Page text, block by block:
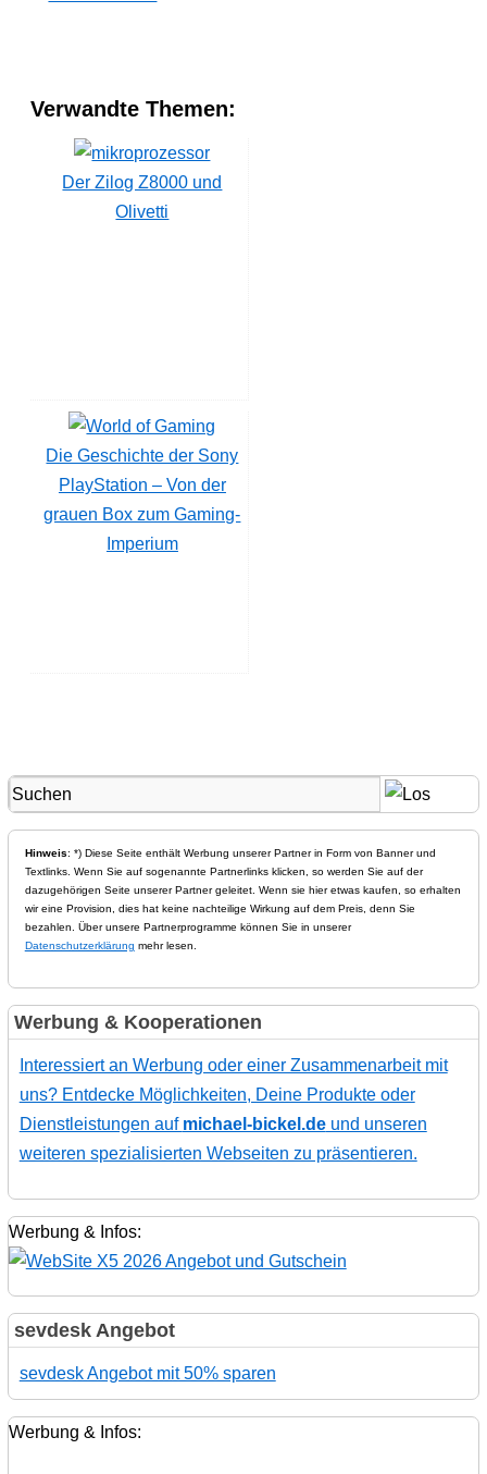
Verwandte Themen:
Der Zilog Z8000 und
Olivetti
Die Geschichte der Sony
PlayStation – Von der
grauen Box zum Gaming-
Imperium
Hinweis: *) Diese Seite enthält Werbung unserer Partner in Form von Banner und
Textlinks. Wenn Sie auf sogenannte Partnerlinks klicken, so werden Sie auf der
dazugehörigen Seite unserer Partner geleitet. Wenn sie hier etwas kaufen, so erhalten
wir eine Provision, dies hat keine nachteilige Wirkung auf dem Preis, denn Sie
bezahlen. Über unsere Partnerprogramme können Sie in unserer
Datenschutzerklärung mehr lesen.
Werbung & Kooperationen
Interessiert an Werbung oder einer Zusammenarbeit mit
uns? Entdecke Möglichkeiten, Deine Produkte oder
Dienstleistungen auf michael-bickel.deund unseren
weiteren spezialisierten Webseiten zu präsentieren.
Werbung & Infos:
sevdesk Angebot
sevdesk Angebot mit 50% sparen
Werbung & Infos: